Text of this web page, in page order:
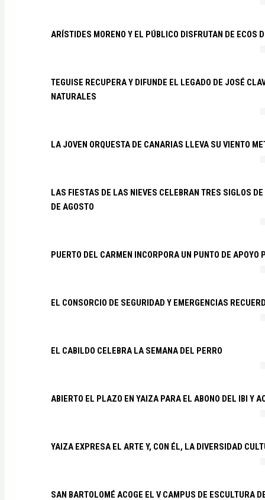
ARÍSTIDES MORENO Y EL PÚBLICO DISFRUTAN DE ECOS
TEGUISE RECUPERA Y DIFUNDE EL LEGADO DE JOSÉ
NATURALES
LA JOVEN ORQUESTA DE CANARIAS LLEVA SU VIENTO
LAS FIESTAS DE LAS NIEVES CELEBRAN TRES SIGLOS
DE AGOSTO
PUERTO DEL CARMEN INCORPORA UN PUNTO DE
EL CONSORCIO DE SEGURIDAD Y EMERGENCIAS
EL CABILDO CELEBRA LA SEMANA DEL PERRO
ABIERTO EL PLAZO EN YAIZA PARA EL ABONO DEL IBI Y
YAIZA EXPRESA EL ARTE Y, CON ÉL, LA DIVERSIDAD
SAN BARTOLOMÉ ACOGE EL V CAMPUS DE ESCULTURA